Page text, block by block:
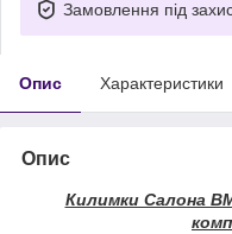
Замовлення під
Опис Характеристики
Опис
Килимки Салона